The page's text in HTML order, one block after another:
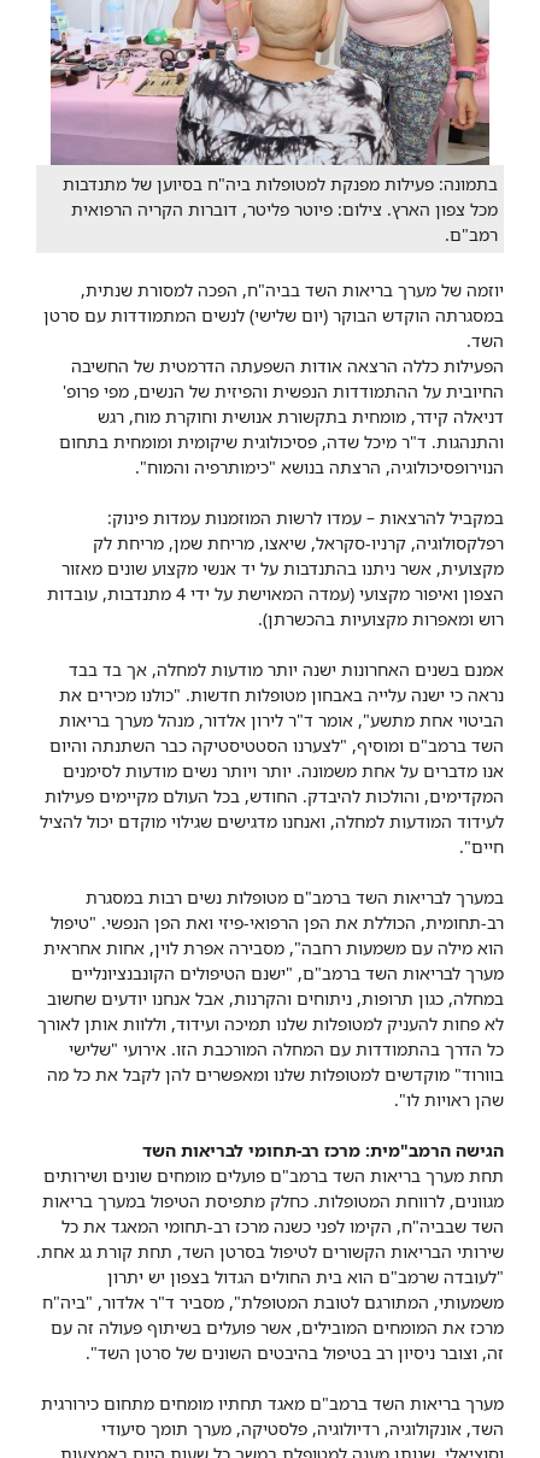
בתמונה: פעילות מפנקת למטופלות ביה"ח בסיוען של מתנדבות
מכל צפון הארץ. ​ צילום: פיוטר פליטר, דוברות הקריה הרפואית
רמב"ם.
יוזמה של מערך בריאות השד בביה"ח, הפכה למסורת שנתית,
במסגרתה הוקדש הבוקר (יום שלישי) לנשים המתמודדות עם סרטן
השד.
הפעילות כללה הרצאה אודות השפעתה הדרמטית של החשיבה
החיובית על ההתמודדות הנפשית והפיזית של הנשים, מפי פרופ'
דניאלה קידר, מומחית בתקשורת אנושית וחוקרת מוח, רגש
והתנהגות. ד"ר מיכל שדה, פסיכולוגית שיקומית ומומחית בתחום
הנוירופסיכולוגיה, הרצתה בנושא "כימותרפיה והמוח".
במקביל להרצאות – עמדו לרשות המוזמנות עמדות פינוק:
רפלקסולוגיה, קרניו-סקראל, שיאצו, מריחת שמן, מריחת לק
מקצועית, אשר ניתנו בהתנדבות על יד אנשי מקצוע שונים מאזור
הצפון ואיפור מקצועי (עמדה המאוישת על ידי 4 מתנדבות, עובדות
רוש ומאפרות מקצועיות בהכשרתן).
אמנם בשנים האחרונות ישנה יותר מודעות למחלה, אך בד בבד
נראה כי ישנה עלייה באבחון מטופלות חדשות. "כולנו מכירים את
הביטוי אחת מתשע", אומר ד"ר לירון אלדור, מנהל מערך בריאות
השד ברמב"ם ומוסיף, "לצערנו הסטטיסטיקה כבר השתנתה והיום
אנו מדברים על אחת משמונה. יותר ויותר נשים מודעות לסימנים
המקדימים, והולכות להיבדק. החודש, בכל העולם מקיימים פעילות
לעידוד המודעות למחלה, ואנחנו מדגישים שגילוי מוקדם יכול להציל
חיים".
במערך לבריאות השד ברמב"ם מטופלות נשים רבות במסגרת
רב-תחומית, הכוללת את הפן הרפואי-פיזי ואת הפן הנפשי. "טיפול
הוא מילה עם משמעות רחבה", מסבירה אפרת לוין, אחות אחראית
מערך לבריאות השד ברמב"ם, "ישנם הטיפולים הקונבנציונליים
במחלה, כגון תרופות, ניתוחים והקרנות, אבל אנחנו יודעים שחשוב
לא פחות להעניק למטופלות שלנו תמיכה ועידוד, וללוות אותן לאורך
כל הדרך בהתמודדות עם המחלה המורכבת הזו. אירועי "שלישי
בוורוד" מוקדשים למטופלות שלנו ומאפשרים להן לקבל את כל מה
שהן ראויות לו".
הגישה הרמב"מית: מרכז רב-תחומי לבריאות השד
תחת מערך בריאות השד ברמב"ם פועלים מומחים שונים ושירותים
מגוונים, לרווחת המטופלות. כחלק מתפיסת הטיפול במערך בריאות
השד שבביה"ח, הקימו לפני כשנה מרכז רב-תחומי המאגד את כל
שירותי הבריאות הקשורים לטיפול בסרטן השד, תחת קורת גג אחת.
"לעובדה שרמב"ם הוא בית החולים הגדול בצפון יש יתרון
משמעותי, המתורגם לטובת המטופלת", מסביר ד"ר אלדור, "ביה"ח
מרכז את המומחים המובילים, אשר פועלים בשיתוף פעולה זה עם
זה, וצובר ניסיון רב בטיפול בהיבטים השונים של סרטן השד".
מערך בריאות השד ברמב"ם מאגד תחתיו מומחים מתחום כירורגית
השד, אונקולוגיה, רדיולוגיה, פלסטיקה, מערך תומך סיעודי